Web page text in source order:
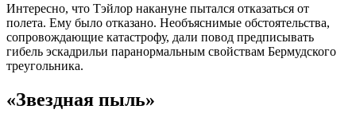
Интересно, что Тэйлор накануне пытался отказаться от
полета. Ему было отказано. Необъяснимые обстоятельства,
сопровождающие катастрофу, дали повод предписывать
гибель эскадрильи паранормальным свойствам Бермудского
треугольника.
«Звездная пыль»